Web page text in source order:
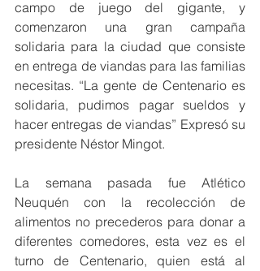
campo de juego del gigante, y
comenzaron una gran campaña
solidaria para la ciudad que consiste
en entrega de viandas para las familias
necesitas. “La gente de Centenario es
solidaria, pudimos pagar sueldos y
hacer entregas de viandas” Expresó su
presidente Néstor Mingot.
La semana pasada fue Atlético
Neuquén con la recolección de
alimentos no precederos para donar a
diferentes comedores, esta vez es el
turno de Centenario, quien está al